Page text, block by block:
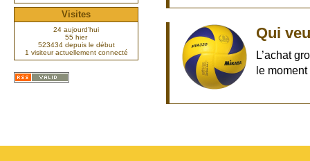
Qui
L’achat
le
Visites
24 aujourd’hui
55 hier
523434 depuis le début
1 visiteur actuellement connecté